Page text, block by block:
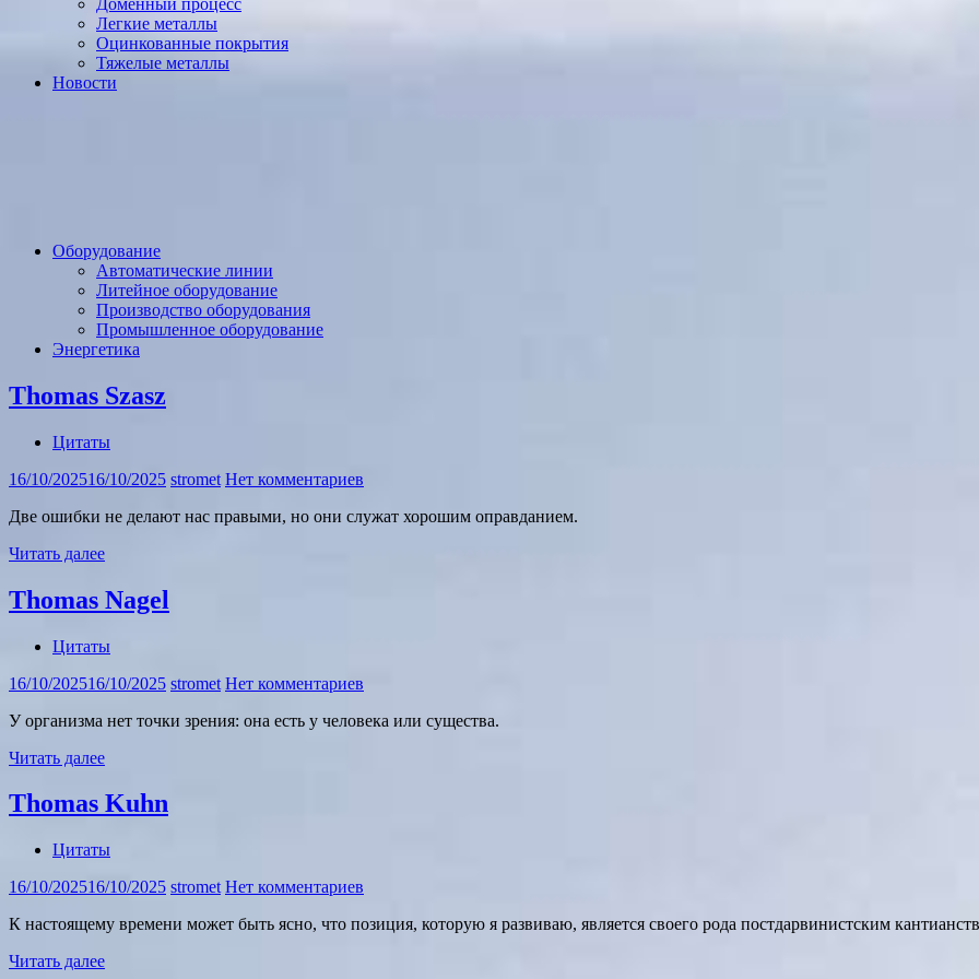
Легкие металлы
Оцинкованные покрытия
Тяжелые металлы
Новости
Оборудование
Автоматические линии
Литейное оборудование
Производство оборудования
Промышленное оборудование
Энергетика
Thomas Szasz
Цитаты
16/10/202516/10/2025 stromet Нет комментариев
Две ошибки не делают нас правыми, но они служат хорошим оправданием.
Читать далее
Thomas Nagel
Цитаты
16/10/202516/10/2025 stromet Нет комментариев
У организма нет точки зрения: она есть у человека или существа.
Читать далее
Thomas Kuhn
Цитаты
16/10/202516/10/2025 stromet Нет комментариев
К настоящему времени может быть ясно, что позиция, которую я развиваю, является своего рода постдарвинистским
Читать далее